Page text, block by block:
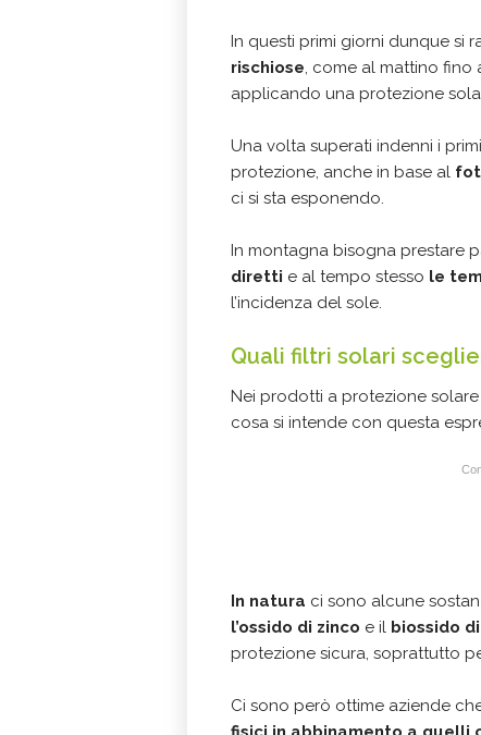
In questi primi giorni dunque si
rischiose, come al mattino fino
applicando una protezione
Una volta superati indenni i
protezione, anche in base al
ci si sta esponendo.
In montagna bisogna prestare
diretti e al tempo stesso le
l’incidenza del sole.
Quali filtri solari
Nei prodotti a protezione
cosa si intende con questa
In natura ci sono alcune
l’ossido di zinco e il biossido
protezione sicura, soprattutto
Ci sono però ottime aziende